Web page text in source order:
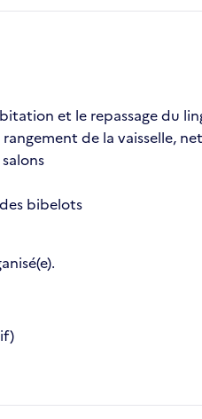
et le repassage du
de la vaisselle,
bibelots